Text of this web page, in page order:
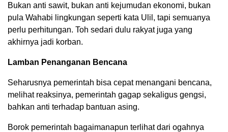
Bukan anti sawit, bukan anti kejumudan ekonomi, bukan
pula Wahabi lingkungan seperti kata Ulil, tapi semuanya
perlu perhitungan. Toh sedari dulu rakyat juga yang
akhirnya jadi korban.
Lamban Penanganan Bencana
Seharusnya pemerintah bisa cepat menangani bencana,
melihat reaksinya, pemerintah gagap sekaligus gengsi,
bahkan anti terhadap bantuan asing.
Borok pemerintah bagaimanapun terlihat dari ogahnya